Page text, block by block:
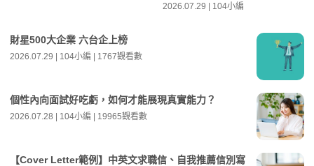
2026.07.29 | 104小編
財星500大企業 六台企上榜
2026.07.29 | 104小編 | 1767觀看數
個性內向面試好吃虧，如何才能展現真實能力？
2026.07.28 | 104小編 | 19965觀看數
【Cover Letter範例】中英文求職信、自我推薦信別寫